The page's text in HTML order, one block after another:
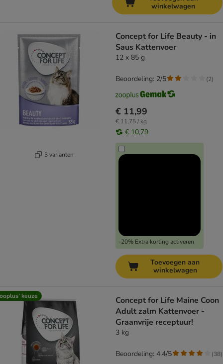
winkelwagen
3 varianten
Concept for Life Beauty - in
Saus Kattenvoer
12 x 85 g
€ 11,99
€ 11,75 / kg
€ 10,79
-20% Extra korting activeren
Beoordeling: 2/5 (2)
Toevoegen aan
winkelwagen
keuze
Concept for Life Maine Coon
Adult zalm Kattenvoer -
Graanvrije receptuur!
3 kg
Beoordeling: 4.4/5 (38)